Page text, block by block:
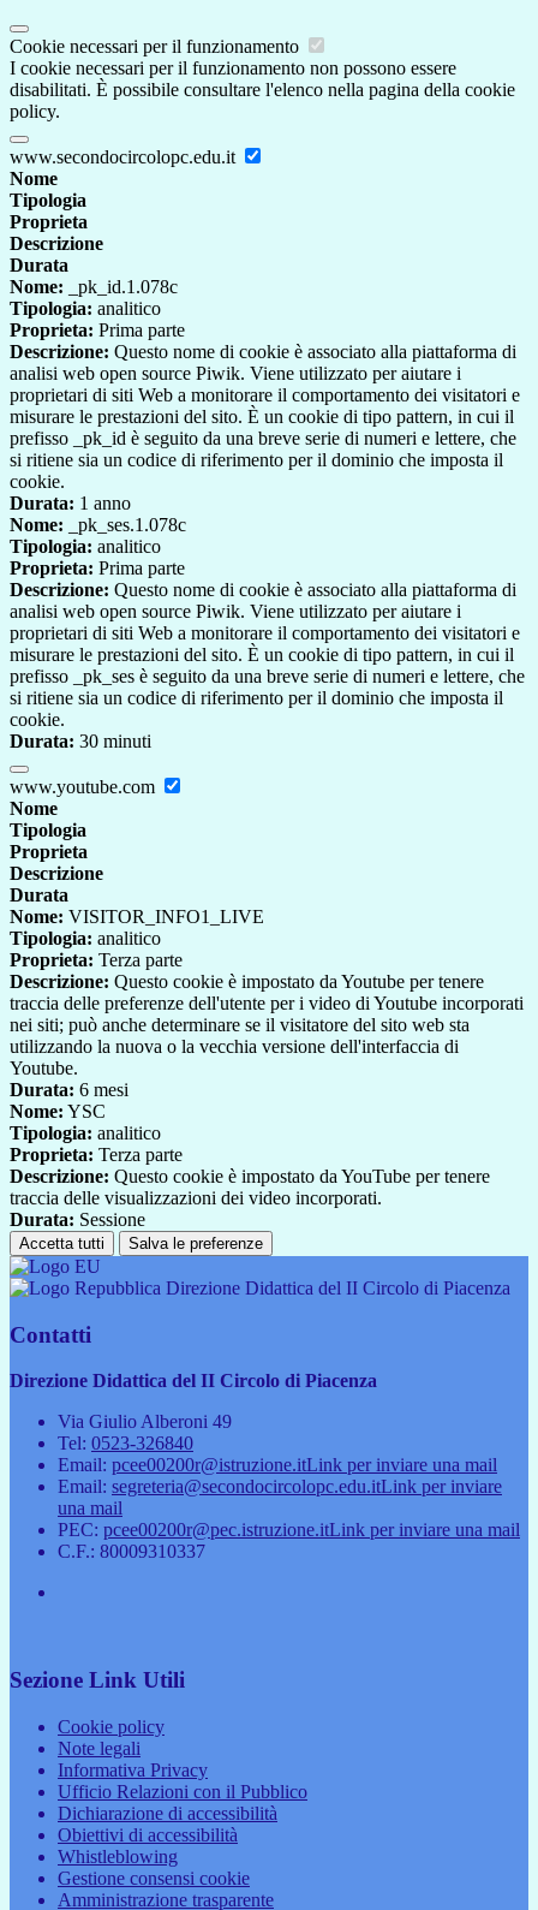
Cookie necessari per il funzionamento
I cookie necessari per il funzionamento non possono essere
disabilitati. È possibile consultare l'elenco nella pagina della cookie
policy.
www.secondocircolopc.edu.it
Nome
Tipologia
Proprieta
Descrizione
Durata
Nome: _pk_id.1.078c
Tipologia: analitico
Proprieta: Prima parte
Descrizione: Questo nome di cookie è associato alla piattaforma di
analisi web open source Piwik. Viene utilizzato per aiutare i
proprietari di siti Web a monitorare il comportamento dei visitatori e
misurare le prestazioni del sito. È un cookie di tipo pattern, in cui il
prefisso _pk_id è seguito da una breve serie di numeri e lettere, che
si ritiene sia un codice di riferimento per il dominio che imposta il
cookie.
Durata: 1 anno
Nome: _pk_ses.1.078c
Tipologia: analitico
Proprieta: Prima parte
Descrizione: Questo nome di cookie è associato alla piattaforma di
analisi web open source Piwik. Viene utilizzato per aiutare i
proprietari di siti Web a monitorare il comportamento dei visitatori e
misurare le prestazioni del sito. È un cookie di tipo pattern, in cui il
prefisso _pk_ses è seguito da una breve serie di numeri e lettere, che
si ritiene sia un codice di riferimento per il dominio che imposta il
cookie.
Durata: 30 minuti
www.youtube.com
Nome
Tipologia
Proprieta
Descrizione
Durata
Nome: VISITOR_INFO1_LIVE
Tipologia: analitico
Proprieta: Terza parte
Descrizione: Questo cookie è impostato da Youtube per tenere
traccia delle preferenze dell'utente per i video di Youtube incorporati
nei siti; può anche determinare se il visitatore del sito web sta
utilizzando la nuova o la vecchia versione dell'interfaccia di
Youtube.
Durata: 6 mesi
Nome: YSC
Tipologia: analitico
Proprieta: Terza parte
Descrizione: Questo cookie è impostato da YouTube per tenere
traccia delle visualizzazioni dei video incorporati.
Durata: Sessione
Accetta tutti Salva le preferenze
Direzione Didattica del II Circolo di Piacenza
Contatti
Direzione Didattica del II Circolo di Piacenza
Via Giulio Alberoni 49
Tel: 0523-326840
Email: pcee00200r@istruzione.itLink per inviare una mail
Email: segreteria@secondocircolopc.edu.itLink per inviare
una mail
PEC: pcee00200r@pec.istruzione.itLink per inviare una mail
C.F.: 80009310337
Sezione Link Utili
Cookie policy
Note legali
Informativa Privacy
Ufficio Relazioni con il Pubblico
Dichiarazione di accessibilità
Obiettivi di accessibilità
Whistleblowing
Gestione consensi cookie
Amministrazione trasparente